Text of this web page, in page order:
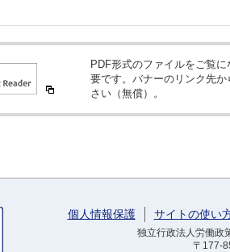
PDF形式のファイルをご覧
要です。バナーのリンク先
さい（無償）。
個人情報保護 サイトの使い
独立行政法人労働
〒177-